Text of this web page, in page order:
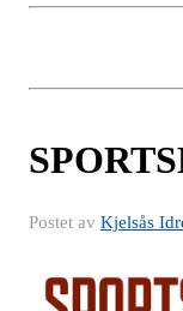
Postet av Kjelsås